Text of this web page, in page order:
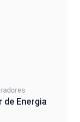
de Energia